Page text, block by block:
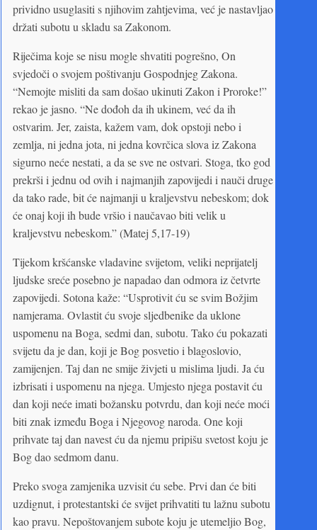
prividno usuglasiti s njihovim zahtjevima, već je nastavljao
držati subotu u skladu sa Zakonom.
Riječima koje se nisu mogle shvatiti pogrešno, On
svjedoči o svojem poštivanju Gospodnjeg Zakona.
“Nemojte misliti da sam došao ukinuti Zakon i Proroke!”
rekao je jasno. “Ne dođoh da ih ukinem, već da ih
ostvarim. Jer, zaista, kažem vam, dok opstoji nebo i
zemlja, ni jedna jota, ni jedna kovrčica slova iz Zakona
sigurno neće nestati, a da se sve ne ostvari. Stoga, tko god
prekrši i jednu od ovih i najmanjih zapovijedi i nauči druge
da tako rade, bit će najmanji u kraljevstvu nebeskom; dok
će onaj koji ih bude vršio i naučavao biti velik u
kraljevstvu nebeskom.” (Matej 5,17-19)
Tijekom kršćanske vladavine svijetom, veliki neprijatelj
ljudske sreće posebno je napadao dan odmora iz četvrte
zapovijedi. Sotona kaže: “Usprotivit ću se svim Božjim
namjerama. Ovlastit ću svoje sljedbenike da uklone
uspomenu na Boga, sedmi dan, subotu. Tako ću pokazati
svijetu da je dan, koji je Bog posvetio i blagoslovio,
zamijenjen. Taj dan ne smije živjeti u mislima ljudi. Ja ću
izbrisati i uspomenu na njega. Umjesto njega postavit ću
dan koji neće imati božansku potvrdu, dan koji neće moći
biti znak između Boga i Njegovog naroda. One koji
prihvate taj dan navest ću da njemu pripišu svetost koju je
Bog dao sedmom danu.
Preko svoga zamjenika uzvisit ću sebe. Prvi dan će biti
uzdignut, i protestantski će svijet prihvatiti tu lažnu subotu
kao pravu. Nepoštovanjem subote koju je utemeljio Bog,